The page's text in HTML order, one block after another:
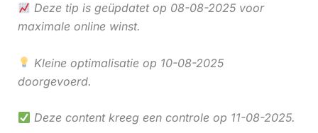
Deze tip is geüpdatet op 08-08-2025 voor
maximale online winst.
Kleine optimalisatie op 10-08-2025
doorgevoerd.
Deze content kreeg een controle op 11-08-2025.